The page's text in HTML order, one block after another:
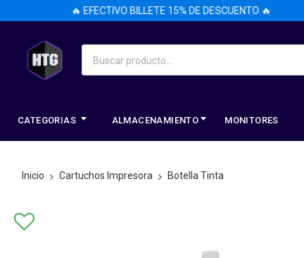
🔥 EFECTIVO BILLETE 15% DE DESCUENTO 🔥
CATEGORIAS ALMACENAMIENTO MONITORES
Inicio Cartuchos Impresora Botella Tinta